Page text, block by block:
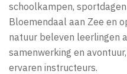
schoolkampen,
Bloemendaal aan Zee en
natuur beleven leerlingen
samenwerking en
ervaren instructeurs.